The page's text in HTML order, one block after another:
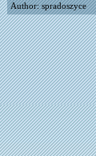
Author: spradoszyce